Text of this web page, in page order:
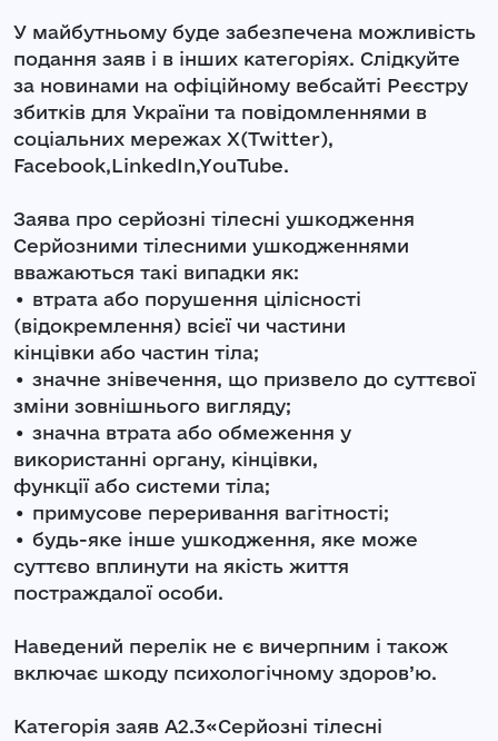
У майбутньому буде забезпечена можливість
подання заяв і в інших категоріях. Слідкуйте
за новинами на офіційному вебсайті Реєстру
збитків для України та повідомленнями в
соціальних мережах X(Twitter),
Facebook,LinkedIn,YouTube.
Заява про серйозні тілесні ушкодження
Серйозними тілесними ушкодженнями
вважаються такі випадки як:
• втрата або порушення цілісності
(відокремлення) всієї чи частини
кінцівки або частин тіла;
• значне знівечення, що призвело до суттєвої
зміни зовнішнього вигляду;
• значна втрата або обмеження у
використанні органу, кінцівки,
функції або системи тіла;
• примусове переривання вагітності;
• будь-яке інше ушкодження, яке може
суттєво вплинути на якість життя
постраждалої особи.
Наведений перелік не є вичерпним і також
включає шкоду психологічному здоров’ю.
Категорія заяв А2.3«Серйозні тілесні